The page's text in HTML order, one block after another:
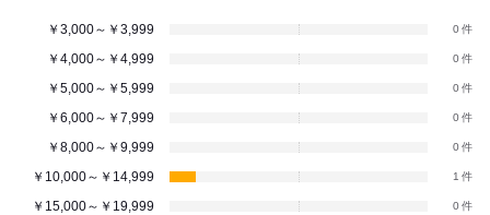
￥3,000～￥3,999 0
￥4,000～￥4,999 0
￥5,000～￥5,999 0
￥6,000～￥7,999 0
￥8,000～￥9,999 0
￥10,000～￥14,999 1
￥15,000～￥19,999 0